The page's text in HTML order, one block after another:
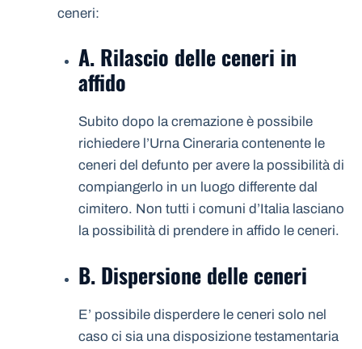
ceneri:
A. Rilascio delle ceneri in
affido
Subito dopo la cremazione è possibile
richiedere l’Urna Cineraria contenente le
ceneri del defunto per avere la possibilità di
compiangerlo in un luogo differente dal
cimitero. Non tutti i comuni d’Italia lasciano
la possibilità di prendere in affido le ceneri.
B. Dispersione delle ceneri
E’ possibile disperdere le ceneri solo nel
caso ci sia una disposizione testamentaria